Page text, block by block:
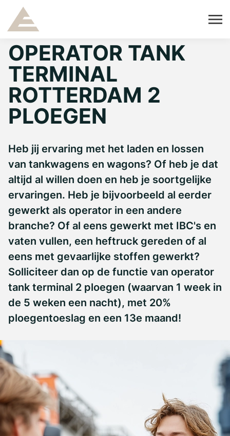
OPERATOR TANK
TERMINAL
ROTTERDAM 2
PLOEGEN
Heb jij ervaring met het laden en lossen
van tankwagens en wagons? Of heb je dat
altijd al willen doen en heb je soortgelijke
ervaringen. Heb je bijvoorbeeld al eerder
gewerkt als operator in een andere
branche? Of al eens gewerkt met IBC's en
vaten vullen, een heftruck gereden of al
eens met gevaarlijke stoffen gewerkt?
Solliciteer dan op de functie van operator
tank terminal 2 ploegen (waarvan 1 week in
de 5 weken een nacht), met 20%
ploegentoeslag en een 13e maand!